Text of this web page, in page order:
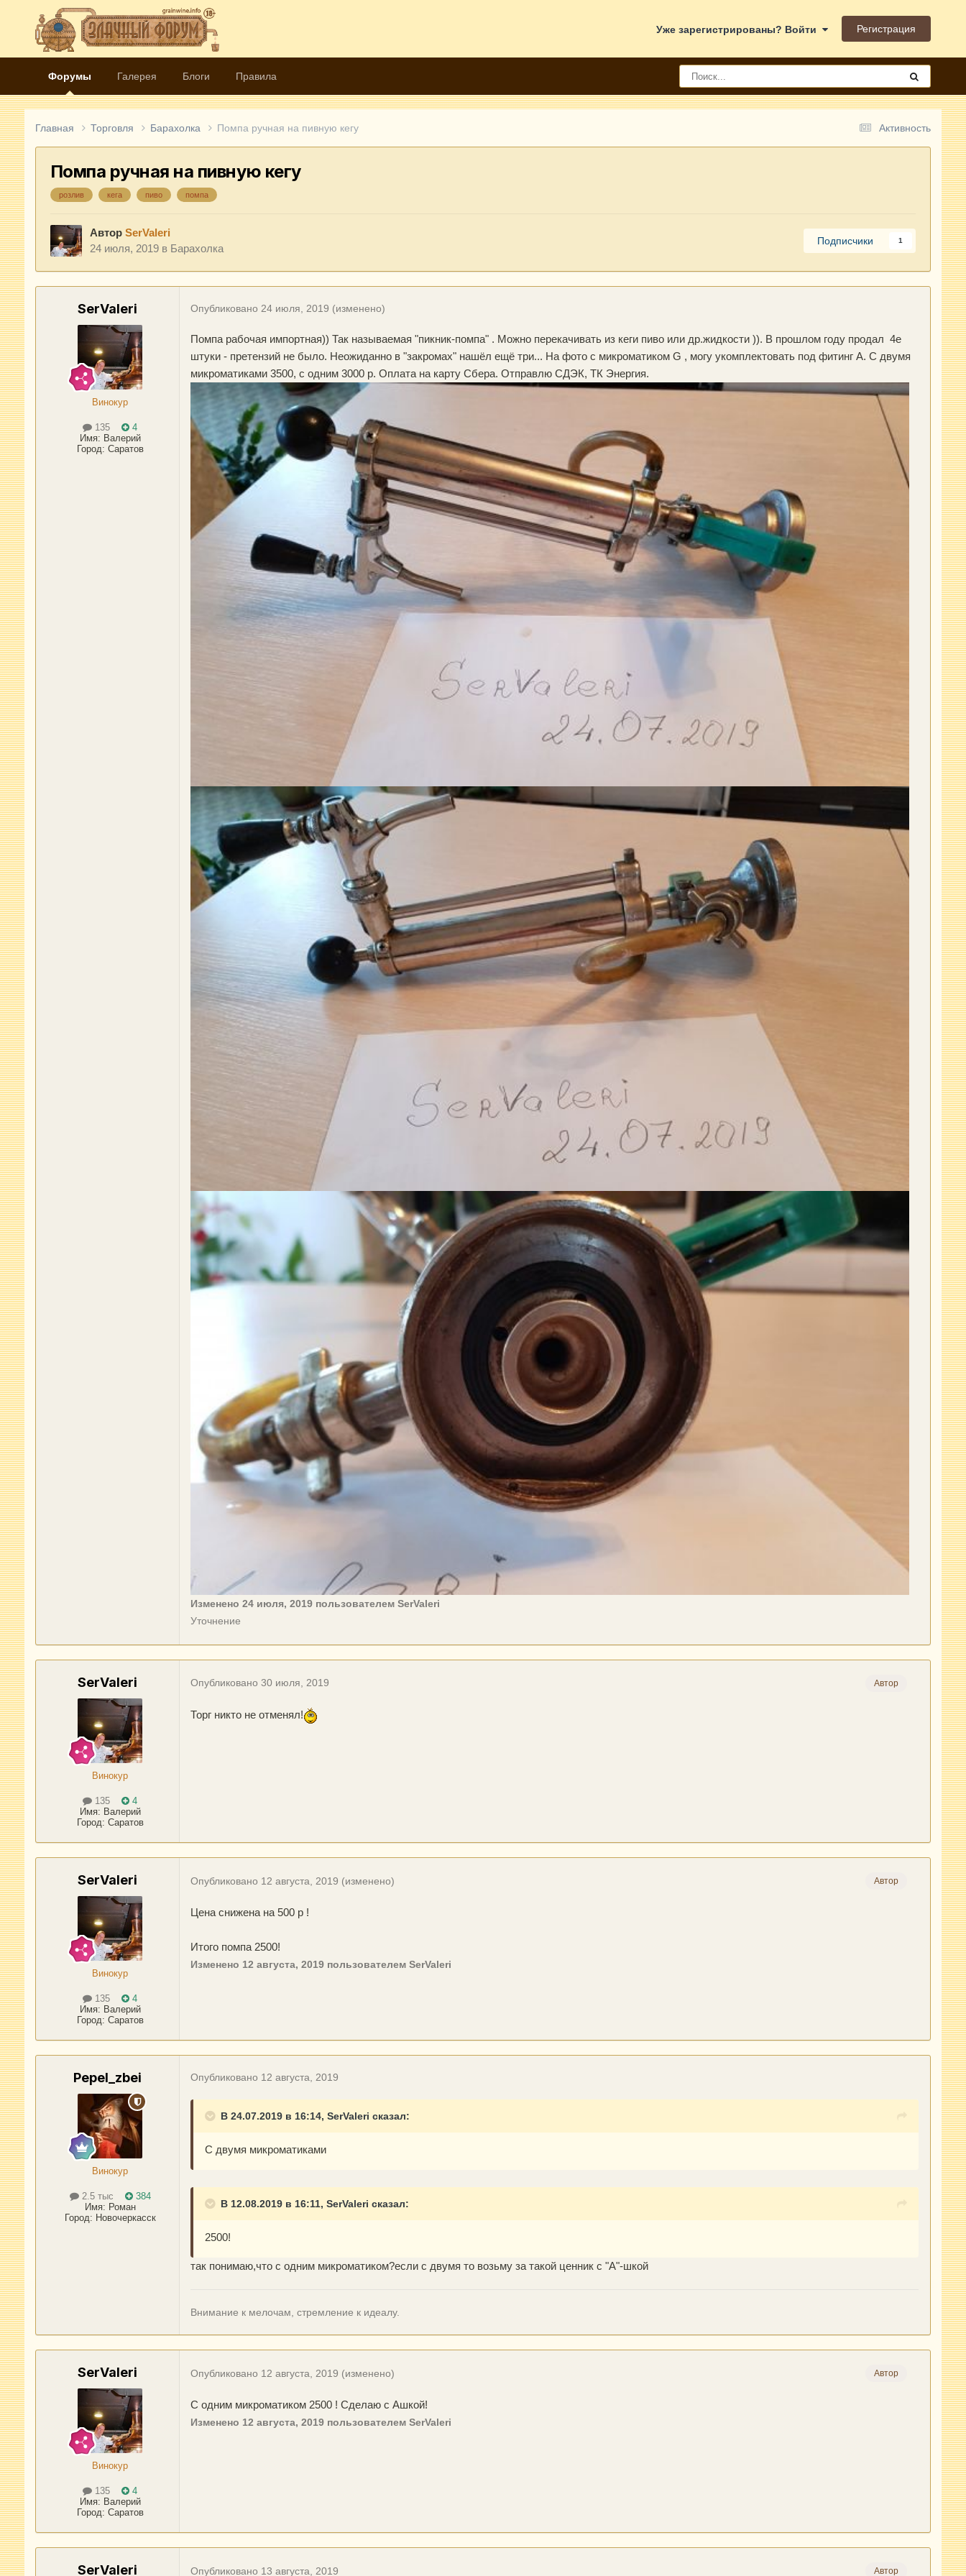
Уже зарегистрированы? Войти Регистрация
Форумы Галерея Блоги Правила
Активность
Главная Торговля Барахолка Помпа ручная на пивную кегу
Помпа ручная на пивную кегу
розлив кега пиво помпа
Автор SerValeri
24 июля, 2019в Барахолка
Подписчики 1
SerValeri
Винокур
135
4
Имя: Валерий
Город: Саратов
Опубликовано 24 июля, 2019 (изменено)
Помпа рабочая импортная)) Так называемая "пикник-помпа" . Можно перекачивать из кеги пиво или др.жидкости )). В прошлом году продал 4е
штуки - претензий не было. Неожиданно в "закромах" нашёл ещё три... На фото с микроматиком G , могу укомплектовать под фитинг А. С двумя
микроматиками 3500, с одним 3000 р. Оплата на карту Сбера. Отправлю СДЭК, ТК Энергия.
Изменено 24 июля, 2019пользователем SerValeri
Уточнение
SerValeri
Винокур
135
4
Имя: Валерий
Город: Саратов
Автор
Опубликовано 30 июля, 2019
Торг никто не отменял!
SerValeri
Винокур
135
4
Имя: Валерий
Город: Саратов
Автор
Опубликовано 12 августа, 2019 (изменено)
Цена снижена на 500 р !
Итого помпа 2500!
Изменено 12 августа, 2019пользователем SerValeri
Pepel_zbei
Винокур
2.5 тыс
384
Имя: Роман
Город: Новочеркасск
Опубликовано 12 августа, 2019
В 24.07.2019 в 16:14, SerValeri сказал:
С двумя микроматиками
В 12.08.2019 в 16:11, SerValeri сказал:
2500!
так понимаю,что с одним микроматиком?если с двумя то возьму за такой ценник с "А"-шкой
Внимание к мелочам, стремление к идеалу.
SerValeri
Винокур
135
4
Имя: Валерий
Город: Саратов
Автор
Опубликовано 12 августа, 2019 (изменено)
С одним микроматиком 2500 ! Сделаю с Ашкой!
Изменено 12 августа, 2019пользователем SerValeri
SerValeri Автор
Опубликовано 13 августа, 2019